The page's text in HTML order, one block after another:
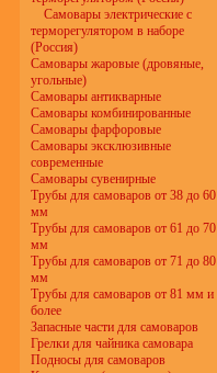
Самовары электрические с
терморегулятором в наборе
(Россия)
Самовары жаровые (дровяные,
угольные)
Самовары антикварные
Самовары комбинированные
Самовары фарфоровые
Самовары эксклюзивные
современные
Самовары сувенирные
Трубы для самоваров от 38 до 60
мм
Трубы для самоваров от 61 до 70
мм
Трубы для самоваров от 71 до 80
мм
Трубы для самоваров от 81 мм и
более
Запасные части для самоваров
Грелки для чайника самовара
Подносы для самоваров